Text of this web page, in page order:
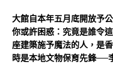
大館自本年五月底開放予
你或許困惑：究竟是誰令
座建築施予魔法的人，是
時是本地文物保育先鋒──